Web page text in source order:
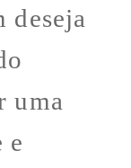
deseja
uma
e